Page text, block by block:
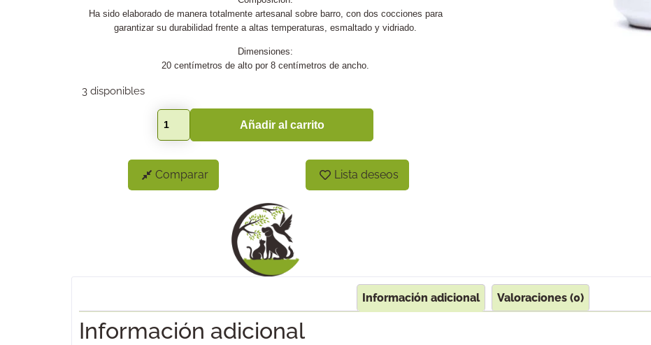
Ha sido elaborado de manera totalmente artesanal sobre barro, con dos cocciones para
garantizar su durabilidad frente a altas temperaturas, esmaltado y vidriado.
Dimensiones:
20 centímetros de alto por 8 centímetros de ancho.
3 disponibles
Añadir al carrito
Comparar Lista deseos
Información adicional Valoraciones (0)
Información adicional